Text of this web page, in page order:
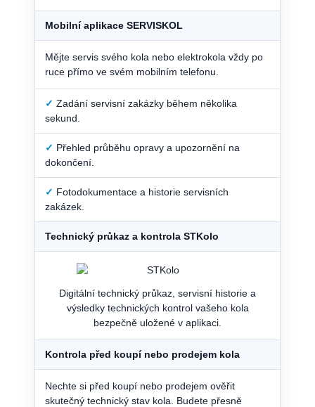
Mobilní aplikace SERVISKOL
Mějte servis svého kola nebo elektrokola vždy po
ruce přímo ve svém mobilním telefonu.
✓ Zadání servisní zakázky během několika
sekund.
✓ Přehled průběhu opravy a upozornění na
dokončení.
✓ Fotodokumentace a historie servisních
zakázek.
Technický průkaz a kontrola STKolo
Digitální technický průkaz, servisní historie a
výsledky technických kontrol vašeho kola
bezpečně uložené v aplikaci.
Kontrola před koupí nebo prodejem kola
Nechte si před koupí nebo prodejem ověřit
skutečný technický stav kola. Budete přesně